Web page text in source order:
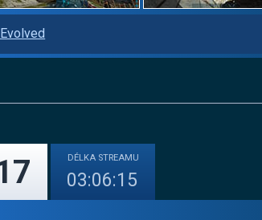
DÉLKA STREAMU
03:06:15